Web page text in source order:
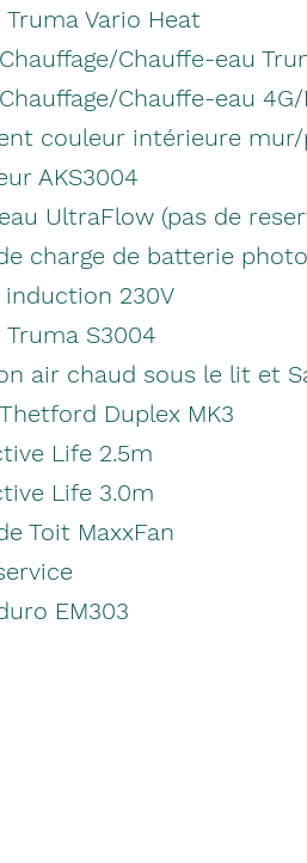
Truma Vario Heat
Chauffe-eau
Chauffe-eau
couleur intérieure mur/
AKS3004
UltraFlow (pas de
charge de batterie
induction 230V
Truma S3004
air chaud sous le lit et
Duplex MK3
Life 2.5m
Life 3.0m
Toit MaxxFan
EM303